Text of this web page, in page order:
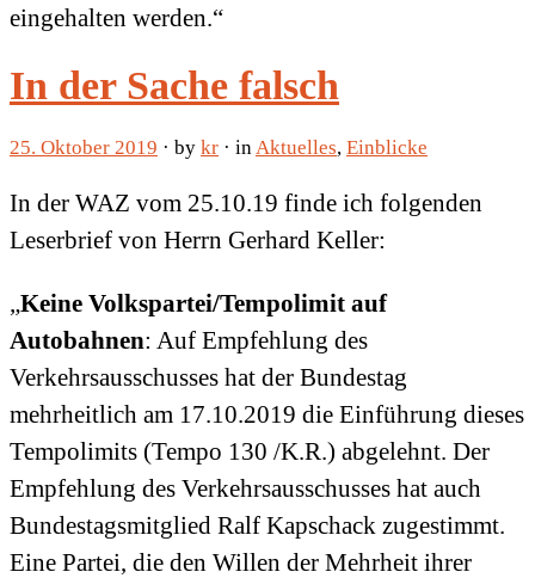
eingehalten werden.“
In der Sache falsch
25. Oktober 2019 · by kr · inAktuelles, Einblicke
In der WAZ vom 25.10.19 finde ich folgenden
Leserbrief von Herrn Gerhard Keller:
„Keine Volkspartei/Tempolimit auf
Autobahnen: Auf Empfehlung des
Verkehrsausschusses hat der Bundestag
mehrheitlich am 17.10.2019 die Einführung dieses
Tempolimits (Tempo 130 /K.R.) abgelehnt. Der
Empfehlung des Verkehrsausschusses hat auch
Bundestagsmitglied Ralf Kapschack zugestimmt.
Eine Partei, die den Willen der Mehrheit ihrer